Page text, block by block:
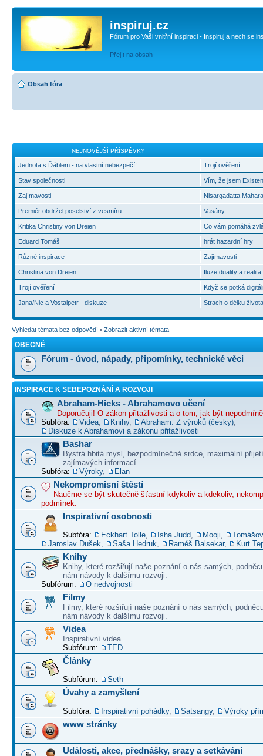
inspiruj.cz
Fórum pro Vaši vnitřní inspiraci - Inspiruj a nech se
Přejít na obsah
Obsah fóra
NEJNOVĚJŠÍ PŘÍSPĚVKY
Jednota s Ďáblem - na vlastní nebezpečí!
Stav společnosti
Zajímavosti
Premiér obdržel poselství z vesmíru
Kritika Christiny von Dreien
Eduard Tomáš
Různé inspirace
Christina von Dreien
Trojí ověření
Jana/Nic a Vostalpetr - diskuze
Trojí ověření
Vím, že jsem
Nisargadatta
Vasány
Co vám pomáhá
hrát hazardní hry
Zajímavosti
Iluze duality a
Když se potká
Strach o délku
Vyhledat témata bez odpovědí • Zobrazit aktivní témata
OBECNÉ
Fórum - úvod, nápady, připomínky, technické věci
INSPIRACE K SEBEPOZNÁNÍ A ROZVOJI
Abraham-Hicks - Abrahamovo učení
Doporučuji! O zákon přitažlivosti a o tom, jak být
Subfóra:
Videa Knihy, Abraham: Z výroků (česky)
Diskuze k Abrahamovi a zákonu přitažlivosti
Bashar
Bystrá hbitá mysl, bezpodmínečné srdce, maximální
zajímavých informací.
Subfóra:
Výroky, Elan
Nekompromisní štěstí
Naučme se být skutečně šťastní kdykoliv a kdekoliv,
podmínek.
Inspirativní osobnosti
Subfóra: Eckhart Tolle Isha Judd Mooji
Jaroslav Dušek
Saša Hedruk Raméš Balsekar, Kurt
Knihy
Knihy, které rozšiřují naše poznání o nás samých,
nám návody k dalšímu rozvoji.
Subfórum:
O nedvojnosti
Filmy
Filmy, které rozšiřují naše poznání o nás samých,
nám návody k dalšímu rozvoji.
Videa
Inspirativní videa
Subfórum:
TED
Články
Subfórum: Seth
Úvahy a zamyšlení
Subfóra: Inspirativní pohádky, Satsangy, Výroky
www stránky
Události, akce, přednášky, srazy a setkávání